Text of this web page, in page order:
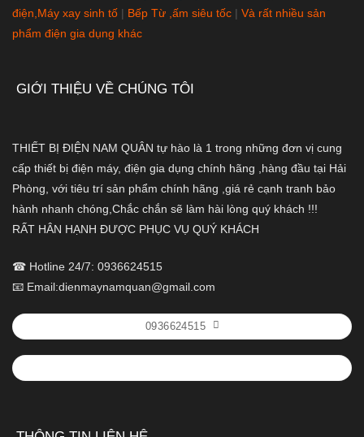
điện,Máy xay sinh tố | Bếp Từ ,ấm siêu tốc | Và rất nhiều sản
phẩm điện gia dụng khác
GIỚI THIỆU VỀ CHÚNG TÔI
THIẾT BỊ ĐIỆN NAM QUÂN tự hào là 1 trong những đơn vị cung
cấp thiết bị điện máy, điện gia dụng chính hãng ,hàng đầu tại Hải
Phòng, với tiêu trí sản phẩm chính hãng ,giá rẻ cạnh tranh bảo
hành nhanh chóng,Chắc chắn sẽ làm hài lòng quý khách !!!
RẤT HÂN HẠNH ĐƯỢC PHỤC VỤ QUÝ KHÁCH
☎ Hotline 24/7: 0936624515
📧 Email:dienmaynamquan@gmail.com
0936624515